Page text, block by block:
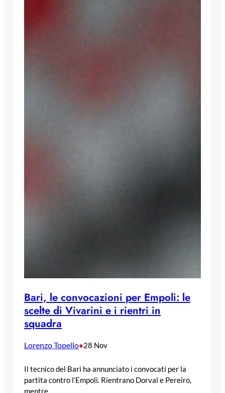
Bari, le convocazioni per Empoli: le
scelte di Vivarini e i rientri in
squadra
Lorenzo Topello•28 Nov
Il tecnico del Bari ha annunciato i convocati per la
partita contro l’Empoli. Rientrano Dorval e Pereiro,
mentre…